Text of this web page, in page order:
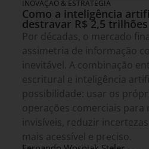
INOVAÇÃO & ESTRATÉGIA
Como a inteligência
destravar R$ 2,5
Por décadas, o mercado
assimetria de informação
inevitável. A combinação
escritural e inteligência
possibilidade: usar os
operações comerciais para
invisíveis, reduzir
mais acessível e preciso.